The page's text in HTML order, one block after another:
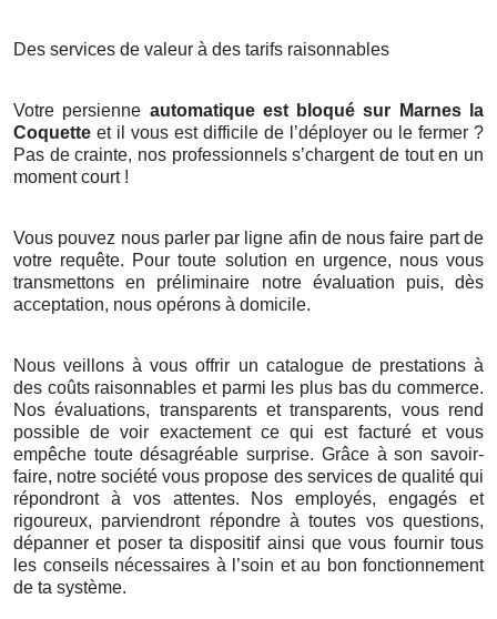
Des services de valeur à des tarifs raisonnables
Votre persienne automatique est bloqué sur Marnes la
Coquette et il vous est difficile de l’déployer ou le fermer ?
Pas de crainte, nos professionnels s’chargent de tout en un
moment court !
Vous pouvez nous parler par ligne afin de nous faire part de
votre requête. Pour toute solution en urgence, nous vous
transmettons en préliminaire notre évaluation puis, dès
acceptation, nous opérons à domicile.
Nous veillons à vous offrir un catalogue de prestations à
des coûts raisonnables et parmi les plus bas du commerce.
Nos évaluations, transparents et transparents, vous rend
possible de voir exactement ce qui est facturé et vous
empêche toute désagréable surprise. Grâce à son savoir-
faire, notre société vous propose des services de qualité qui
répondront à vos attentes. Nos employés, engagés et
rigoureux, parviendront répondre à toutes vos questions,
dépanner et poser ta dispositif ainsi que vous fournir tous
les conseils nécessaires à l’soin et au bon fonctionnement
de ta système.